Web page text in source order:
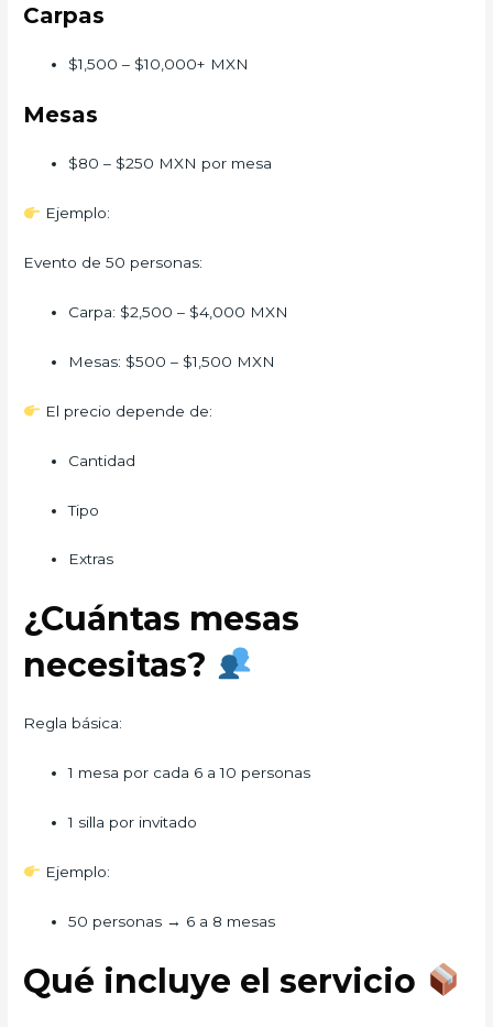
Carpas
$1,500 – $10,000+ MXN
Mesas
$80 – $250 MXN por mesa
Ejemplo:
Evento de 50 personas:
Carpa: $2,500 – $4,000 MXN
Mesas: $500 – $1,500 MXN
El precio depende de:
Cantidad
Tipo
Extras
¿Cuántas mesas
necesitas?
Regla básica:
1 mesa por cada 6 a 10 personas
1 silla por invitado
Ejemplo:
50 personas → 6 a 8 mesas
Qué incluye el servicio